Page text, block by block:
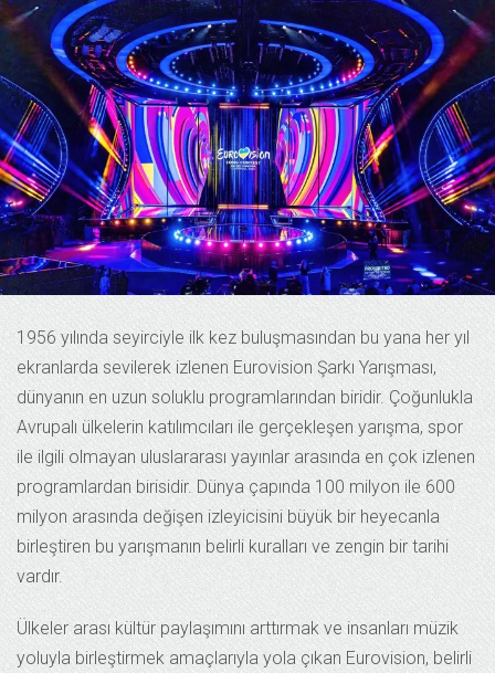
1956 yılında seyirciyle ilk kez buluşmasından bu yana her yıl
ekranlarda sevilerek izlenen Eurovision Şarkı Yarışması,
dünyanın en uzun soluklu programlarından biridir. Çoğunlukla
Avrupalı ülkelerin katılımcıları ile gerçekleşen yarışma, spor
ile ilgili olmayan uluslararası yayınlar arasında en çok izlenen
programlardan birisidir. Dünya çapında 100 milyon ile 600
milyon arasında değişen izleyicisini büyük bir heyecanla
birleştiren bu yarışmanın belirli kuralları ve zengin bir tarihi
vardır.
Ülkeler arası kültür paylaşımını arttırmak ve insanları müzik
yoluyla birleştirmek amaçlarıyla yola çıkan Eurovision, belirli